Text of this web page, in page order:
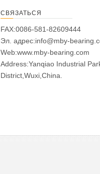
СВЯЗАТЬСЯ
FAX:0086-581-82609444
Эл. адрес:info@mby-
Web:www.mby-bearing.com
Address:Yanqiao Industrial
District,Wuxi,China.